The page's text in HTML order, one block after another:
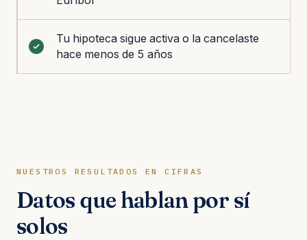
Tu hipoteca sigue activa o la cancelaste
hace menos de 5 años
NUESTROS RESULTADOS EN CIFRAS
Datos que hablan por sí
solos